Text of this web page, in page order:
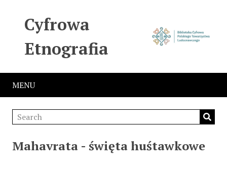
Cyfrowa
Etnografia
MENU
Mahavrata - święta huśtawkowe